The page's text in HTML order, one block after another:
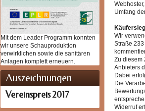
Mit dem Leader Programm konnten
wir unsere Schauproduktion
verwirklichen sowie die sanitären
Anlagen komplett erneuern.
Auszeichnungen
Vereinspreis 2017
Umfang
Wir
Straße
Zu diesem
Anbieters
Dabei
Die
Widerruf